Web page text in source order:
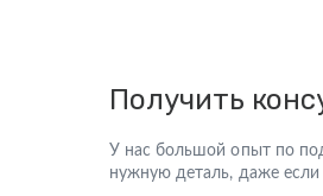
Получить
У нас большой опыт по
нужную деталь, даже если